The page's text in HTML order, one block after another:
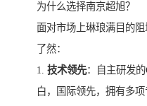
为什么选择南京超旭？
面对市场上琳琅满目的
了然：
1. 技术领先：自主研发
白，国际领先，拥有多项